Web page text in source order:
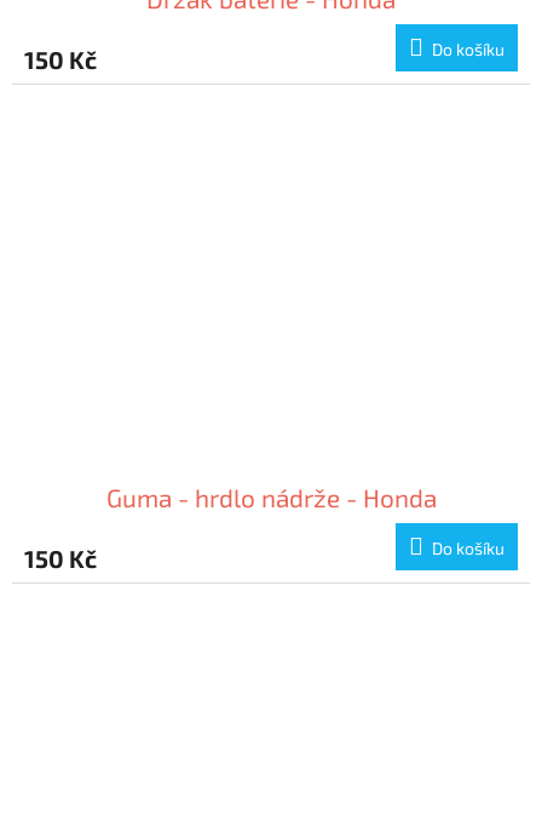
150 Kč Do košíku
Guma - hrdlo nádrže - Honda
150 Kč Do košíku